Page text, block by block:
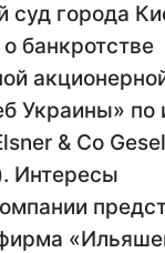
суд города
банкротстве
Украины» по
& Co
Интересы